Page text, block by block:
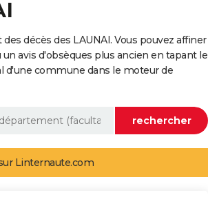
décès des LAUNAI. Vous pouvez affiner
avis d'obsèques plus ancien en tapant le
d'une commune dans le moteur de
Linternaute.com